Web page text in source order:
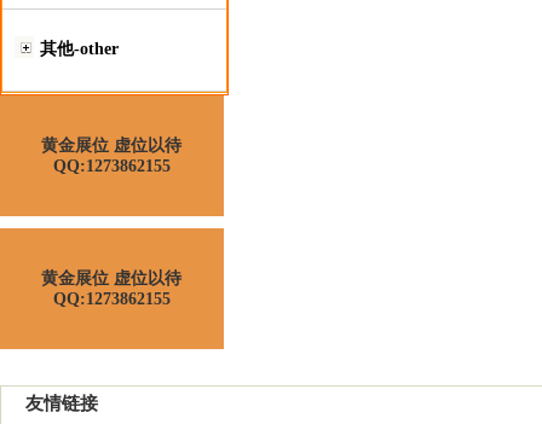
其他-other
黄金展位 虚位以待
QQ:1273862155
黄金展位 虚位以待
QQ:1273862155
友情链接